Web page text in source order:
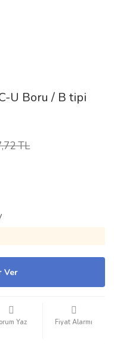
U Boru / B tipi
TL
Ver
Yaz Fiyat Alarmı